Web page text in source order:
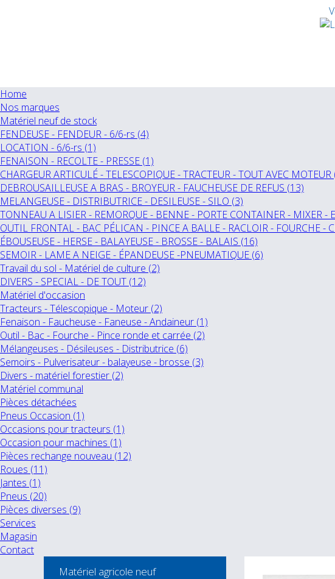
Home
Nos marques
Matériel neuf de stock
FENDEUSE - FENDEUR - 6/6-rs (4)
LOCATION - 6/6-rs (1)
FENAISON - RECOLTE - PRESSE (1)
CHARGEUR ARTICULÉ - TELESCOPIQUE - TRACTEUR - TOUT AVEC MOTEUR
DEBROUSAILLEUSE A BRAS - BROYEUR - FAUCHEUSE DE REFUS (13)
MELANGEUSE - DISTRIBUTRICE - DESILEUSE - SILO (3)
TONNEAU A LISIER - REMORQUE - BENNE - PORTE CONTAINER - MIXER -
OUTIL FRONTAL - BAC PÉLICAN - PINCE A BALLE - RACLOIR - FOURCHE -
ÉBOUSEUSE - HERSE - BALAYEUSE - BROSSE - BALAIS (16)
SEMOIR - LAME A NEIGE - ÉPANDEUSE -PNEUMATIQUE (6)
Travail du sol - Matériel de culture (2)
DIVERS - SPECIAL - DE TOUT (12)
Matériel d'occasion
Tracteurs - Télescopique - Moteur (2)
Fenaison - Faucheuse - Faneuse - Andaineur (1)
Outil - Bac - Fourche - Pince ronde et carrée (2)
Mélangeuses - Désileuses - Distributrice (6)
Semoirs - Pulverisateur - balayeuse - brosse (3)
Divers - matériel forestier (2)
Matériel communal
Pièces détachées
Pneus Occasion (1)
Occasions pour tracteurs (1)
Occasion pour machines (1)
Pièces rechange nouveau (12)
Roues (11)
Jantes (1)
Pneus (20)
Pièces diverses (9)
Services
Magasin
Contact
Matériel agricole neuf